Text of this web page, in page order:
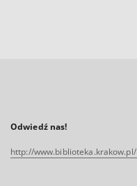
Odwiedź nas!
http://www.biblioteka.krakow.pl/